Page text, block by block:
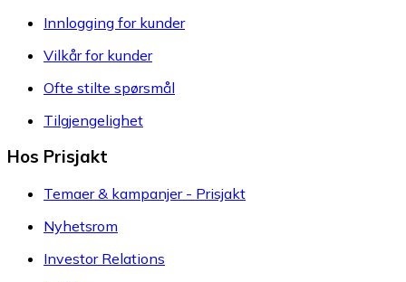
Innlogging for kunder
Vilkår for kunder
Ofte stilte spørsmål
Tilgjengelighet
Hos Prisjakt
Temaer & kampanjer - Prisjakt
Nyhetsrom
Investor Relations